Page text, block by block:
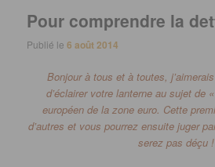
Pour comprendre la
Publié le6 août 2014
Bonjour à tous et à toutes,
d’éclairer votre lanterne au sujet de
européen de la zone euro. Cette
d’autres et vous pourrez ensuite juger
serez pas déçu !